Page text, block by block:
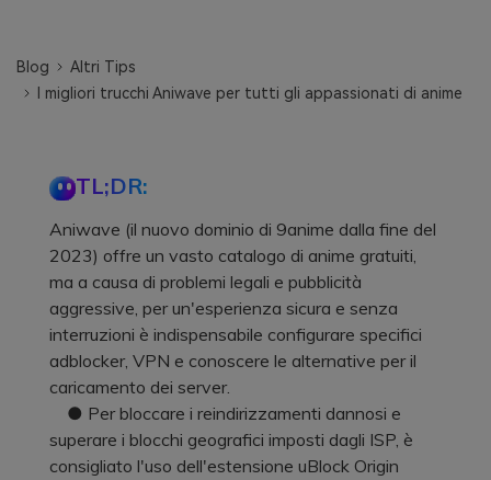
Blog
Altri Tips
I migliori trucchi Aniwave per tutti gli appassionati di anime
TL;DR:
Aniwave (il nuovo dominio di 9anime dalla fine del
2023) offre un vasto catalogo di anime gratuiti,
ma a causa di problemi legali e pubblicità
aggressive, per un'esperienza sicura e senza
interruzioni è indispensabile configurare specifici
adblocker, VPN e conoscere le alternative per il
caricamento dei server.
● Per bloccare i reindirizzamenti dannosi e
superare i blocchi geografici imposti dagli ISP, è
consigliato l'uso dell'estensione uBlock Origin